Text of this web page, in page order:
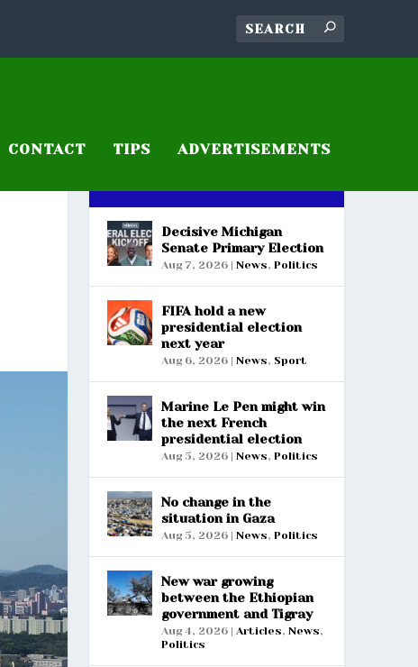
CONTACT TIPS ADVERTISEMENTS
Decisive Michigan
Senate Primary Election
Aug 7, 2026| News, Politics
FIFA hold a new
presidential election
next year
Aug 6, 2026| News, Sport
Marine Le Pen might win
the next French
presidential election
Aug 5, 2026| News, Politics
No change in the
situation in Gaza
Aug 5, 2026| News, Politics
New war growing
between the Ethiopian
government and Tigray
Aug 4, 2026| Articles, News,
Politics